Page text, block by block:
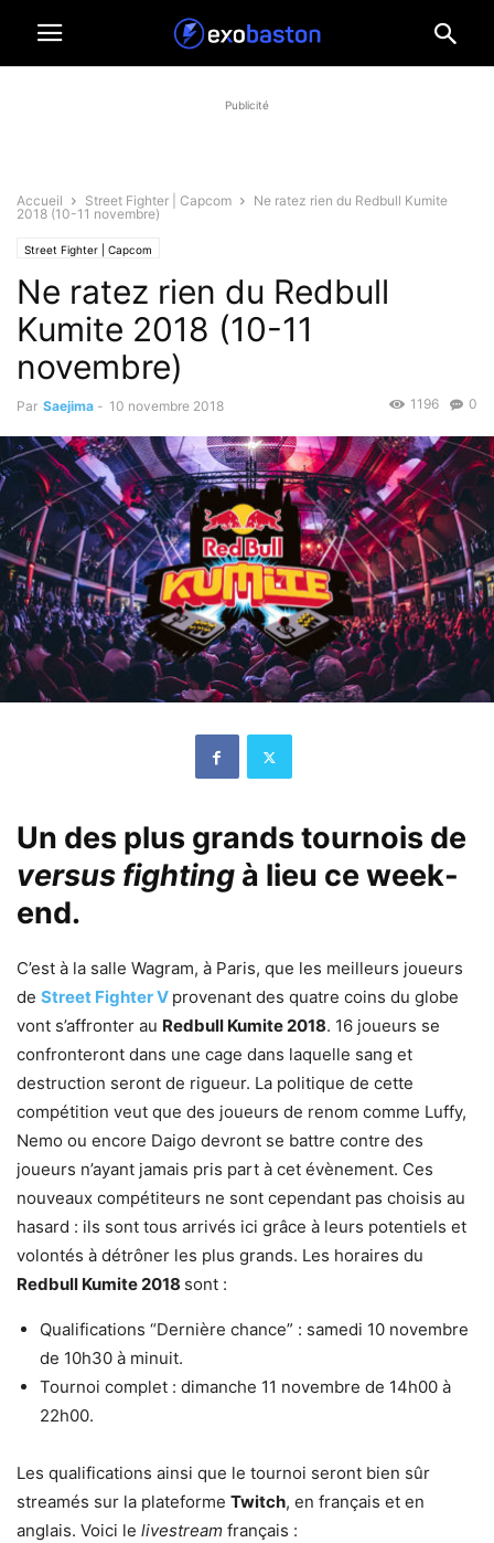
Publicité
Accueil Street Fighter | Capcom
Ne ratez rien du Redbull Kumite
2018 (10-11 novembre)
Street Fighter | Capcom
Ne ratez rien du Redbull
Kumite 2018 (10-11
novembre)
Par Saejima - 10 novembre 2018 0
1196
Un des plus grands tournois de
versus fighting à lieu ce week-
end.
C’est à la salle Wagram, à Paris, que les meilleurs joueurs
de Street Fighter V provenant des quatre coins du globe
vont s’affronter au Redbull Kumite 2018. 16 joueurs se
confronteront dans une cage dans laquelle sang et
destruction seront de rigueur. La politique de cette
compétition veut que des joueurs de renom comme Luffy,
Nemo ou encore Daigo devront se battre contre des
joueurs n’ayant jamais pris part à cet évènement. Ces
nouveaux compétiteurs ne sont cependant pas choisis au
hasard : ils sont tous arrivés ici grâce à leurs potentiels et
volontés à détrôner les plus grands. Les horaires du
Redbull Kumite 2018 sont :
Qualifications “Dernière chance” : samedi 10 novembre
de 10h30 à minuit.
Tournoi complet : dimanche 11 novembre de 14h00 à
22h00.
Les qualifications ainsi que le tournoi seront bien sûr
streamés sur la plateforme Twitch, en français et en
anglais. Voici le livestream français :